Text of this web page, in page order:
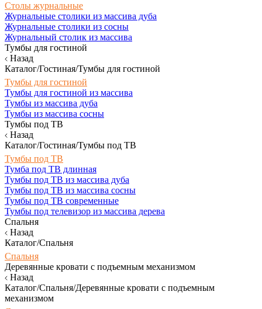
Столы журнальные
Журнальные столики из массива дуба
Журнальные столики из сосны
Журнальный столик из массива
Тумбы для гостиной
Назад
Каталог/Гостиная/Тумбы для гостиной
Тумбы для гостиной
Тумбы для гостиной из массива
Тумбы из массива дуба
Тумбы из массива сосны
Тумбы под ТВ
Назад
Каталог/Гостиная/Тумбы под ТВ
Тумбы под ТВ
Тумба под ТВ длинная
Тумбы под ТВ из массива дуба
Тумбы под ТВ из массива сосны
Тумбы под ТВ современные
Тумбы под телевизор из массива дерева
Спальня
Назад
Каталог/Спальня
Спальня
Деревянные кровати с подъемным механизмом
Назад
Каталог/Спальня/Деревянные кровати с подъемным
механизмом